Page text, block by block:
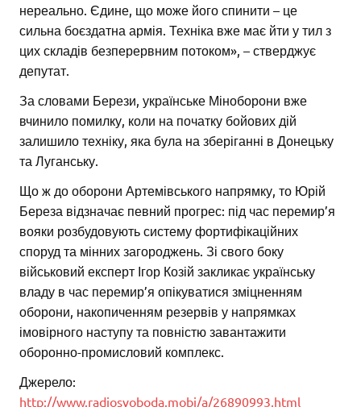
нереально. Єдине, що може його спинити – це
сильна боєздатна армія. Техніка вже має йти у тил з
цих складів безперервним потоком», – стверджує
депутат.
За словами Берези, українське Міноборони вже
вчинило помилку, коли на початку бойових дій
залишило техніку, яка була на зберіганні в Донецьку
та Луганську.
Що ж до оборони Артемівського напрямку, то Юрій
Береза відзначає певний прогрес: під час перемир’я
вояки розбудовують систему фортифікаційних
споруд та мінних загороджень. Зі свого боку
військовий експерт Ігор Козій закликає українську
владу в час перемир’я опікуватися зміцненням
оборони, накопиченням резервів у напрямках
імовірного наступу та повністю завантажити
оборонно-промисловий комплекс.
Джерело:
http://www.radiosvoboda.mobi/a/26890993.html